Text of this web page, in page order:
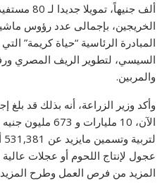
ألف جنيهاً،
المبادرة الرئاسية “حياة كريمة”
السيسي، لتطوير الريف المصري
والمربين.
وأكد وزير الزراعة، أنه بذلك قد
عجول لإنتاج اللحوم أو عجلات عالية
المزيد من فرص العمل وطرح